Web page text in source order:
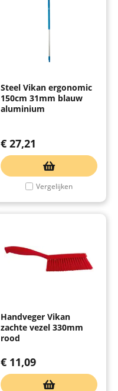
Steel Vikan ergonomic
150cm 31mm blauw
aluminium
€ 27,21
Vergelijken
Handveger Vikan
zachte vezel 330mm
rood
€ 11,09